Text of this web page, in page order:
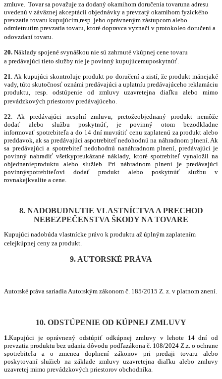
zmluve. Tovar sa považuje za dodaný okamihom doručenia tovaruna adresu
uvedenú v záväznej akceptácii objednávky a prevzatý okamihom fyzického
prevzatia tovaru kupujúcim,resp. jeho oprávneným zástupcom alebo
odmietnutím prevzatia tovaru, ktoré dopravca vyznačí v protokoleo doručení a
odovzdaní tovaru.
20. Náklady spojené svynáškou nie sú zahrnuté vkúpnej cene tovaru
a predávajúci tieto služby nie je povinný kupujúcemuposkytnúť.
21. Ak kupujúci skontroluje produktpo doručení a zistí, že produkt mánejaké
vady, túto skutočnosť oznámi predávajúci a uplatníu predávajúceho reklamáciu
produktu, resp. odstúpenie od zmluvy uzavretejna diaľku alebo mimo
prevádzkových priestorov predávajúceho.
22. Ak predávajúci nesplní zmluvu, pretožeobjednaný produkt nemôže
dodať alebo službu poskytnúť, je povinný otom bezodkladne
informovať spotrebiteľa a do 14 dní muvrátiť cenu zaplatenú za produkt alebo
preddavok, ak sa predávajúci aspotrebiteľ nedohodnú na náhradnom plnení. Ak
sa predávajúci a spotrebiteľ nedohodnú nanáhradnom plnení, predávajúci je
povinný nahradiť všetkypreukázané náklady, ktoré spotrebiteľ vynaložil na
objednanieproduktu alebo služieb. Pri náhradnom plnení je predávajúci
povinnýspotrebiteľovi dodať produkt alebo poskytnúť službu v
rovnakejkvalite a cene.
8. NADOBUDNUTIE VLASTNÍCTVA A PRECHOD
NEBEZPEČENSTVA ŠKODY NA TOVARE
Kupujúci nadobúda vlastnícke právo k produktu až úplným zaplatením
celejkúpnej ceny za produkt.
9. AUTORSKÉ PRÁVA
Autorské práva sariadia Autorským zákonom č. 185/2015 Z. z. v platnom znení.
10. ODSTÚPENIE OD KÚPNEJ ZMLUVY
1.Kupujúci je oprávnený odstúpiť odkúpnej zmluvy v lehote 14 dní od
prevzatia produktu bez udania dôvodu podľazákona č. 108/2024 Z.z. o ochrane
spotrebiteľa a o zmenea doplnení zákonov pri predaji tovaru alebo
poskytovaníslužieb na základe zmluvy uzavretejna diaľku alebo zmluvy
uzavretej mimo prevádzkových priestorov obchodníka.